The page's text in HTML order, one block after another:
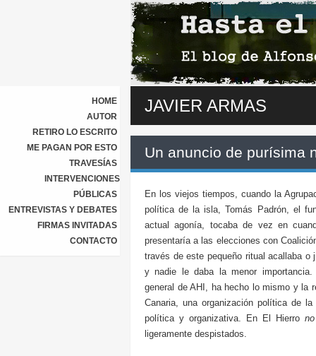
HOME
AUTOR
RETIRO LO ESCRITO
ME PAGAN POR ESTO
TRAVESÍAS
INTERVENCIONES
PÚBLICAS
ENTREVISTAS Y DEBATES
FIRMAS INVITADAS
CONTACTO
JAVIER ARMAS
Un anuncio de purísima
En los viejos tiempos, cuando la
política de la isla, Tomás Padrón, el
actual agonía, tocaba de vez en
presentaría a las elecciones con
través de este pequeño ritual acallaba
y nadie le daba la menor importancia.
general de AHI, ha hecho lo mismo y la
Canaria, una organización política de
política y organizativa. En El Hierro
ligeramente despistados.